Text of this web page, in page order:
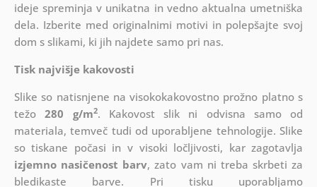
ideje spreminja v unikatna in vedno aktualna umetniška
dela. Izberite med originalnimi motivi in polepšajte svoj
dom s slikami, ki jih najdete samo pri nas.
Tisk najvišje kakovosti
Slike so natisnjene na visokokakovostno prožno platno s
težo280 g/m2. Kakovost slik ni odvisna samo od
materiala, temveč tudi od uporabljene tehnologije. Slike
so tiskane počasi in v visoki ločljivosti, kar zagotavlja
izjemno nasičenost barv, zato vam ni treba skrbeti za
bledikaste barve. Pri tisku uporabljamo